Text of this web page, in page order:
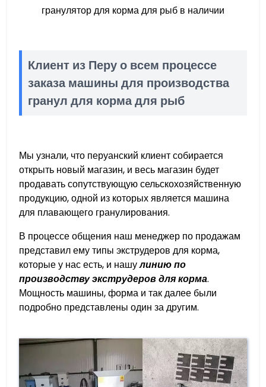
гранулятор для корма для рыб в наличии
Клиент из Перу о всем процессе
заказа машины для производства
гранул для корма для рыб
Мы узнали, что перуанский клиент собирается
открыть новый магазин, и весь магазин будет
продавать сопутствующую сельскохозяйственную
продукцию, одной из которых является машина
для плавающего гранулирования.
В процессе общения наш менеджер по продажам
представил ему типы экструдеров для корма,
которые у нас есть, и нашулинию по
производству экструдеров для корма.
Мощность машины, форма и так далее были
подробно представлены один за другим.